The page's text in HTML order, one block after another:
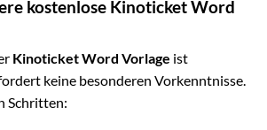
kostenlose Kinoticket Word
Kinoticket Word Vorlage ist
keine besonderen Vorkenntnisse.
Schritten: